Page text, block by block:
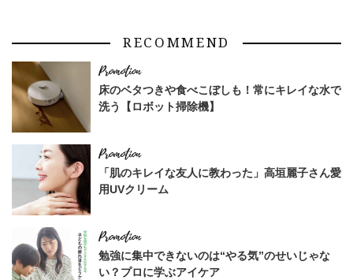
RECOMMEND
床のベタつきや食べこぼしも！常にキレイな水で
洗う【ロボット掃除機】
「肌のキレイな友人に教わった」高垣麗子さん愛
用UVクリーム
勉強に集中できないのは“やる気”のせいじゃな
い？プロに学ぶアイケア